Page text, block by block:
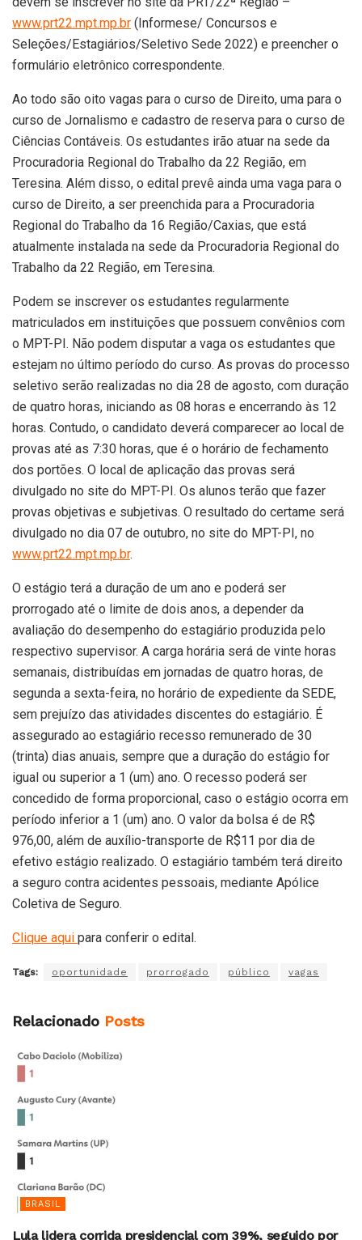
www.prt22.mpt.mp.br (Informese/ Concursos e
Seleções/Estagiários/Seletivo Sede 2022) e preencher o
formulário eletrônico correspondente.
Ao todo são oito vagas para o curso de Direito, uma para o
curso de Jornalismo e cadastro de reserva para o curso de
Ciências Contáveis. Os estudantes irão atuar na sede da
Procuradoria Regional do Trabalho da 22 Região, em
Teresina. Além disso, o edital prevê ainda uma vaga para o
curso de Direito, a ser preenchida para a Procuradoria
Regional do Trabalho da 16 Região/Caxias, que está
atualmente instalada na sede da Procuradoria Regional do
Trabalho da 22 Região, em Teresina.
Podem se inscrever os estudantes regularmente
matriculados em instituições que possuem convênios com
o MPT-PI. Não podem disputar a vaga os estudantes que
estejam no último período do curso. As provas do processo
seletivo serão realizadas no dia 28 de agosto, com duração
de quatro horas, iniciando as 08 horas e encerrando às 12
horas. Contudo, o candidato deverá comparecer ao local de
provas até as 7:30 horas, que é o horário de fechamento
dos portões. O local de aplicação das provas será
divulgado no site do MPT-PI. Os alunos terão que fazer
provas objetivas e subjetivas. O resultado do certame será
divulgado no dia 07 de outubro, no site do MPT-PI, no
www.prt22.mpt.mp.br.
O estágio terá a duração de um ano e poderá ser
prorrogado até o limite de dois anos, a depender da
avaliação do desempenho do estagiário produzida pelo
respectivo supervisor. A carga horária será de vinte horas
semanais, distribuídas em jornadas de quatro horas, de
segunda a sexta-feira, no horário de expediente da SEDE,
sem prejuízo das atividades discentes do estagiário. É
assegurado ao estagiário recesso remunerado de 30
(trinta) dias anuais, sempre que a duração do estágio for
igual ou superior a 1 (um) ano. O recesso poderá ser
concedido de forma proporcional, caso o estágio ocorra em
período inferior a 1 (um) ano. O valor da bolsa é de R$
976,00, além de auxílio-transporte de R$11 por dia de
efetivo estágio realizado. O estagiário também terá direito
a seguro contra acidentes pessoais, mediante Apólice
Coletiva de Seguro.
Clique aqui para conferir o edital.
Tags: oportunidade prorrogado público vagas
Relacionado Posts
BRASIL
Lula lidera corrida presidencial com 39%, seguido por